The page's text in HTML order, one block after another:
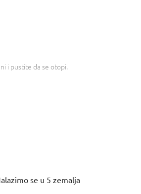
i pustite da se otopi.
se u 5 zemalja